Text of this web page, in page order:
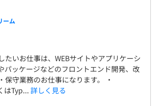
ーム
たいお仕事は、WEBサイトやアプリケーシ
パッケージなどのフロントエンド開発、改
保守業務のお仕事になります。 ・
はTyp... 詳しく見る